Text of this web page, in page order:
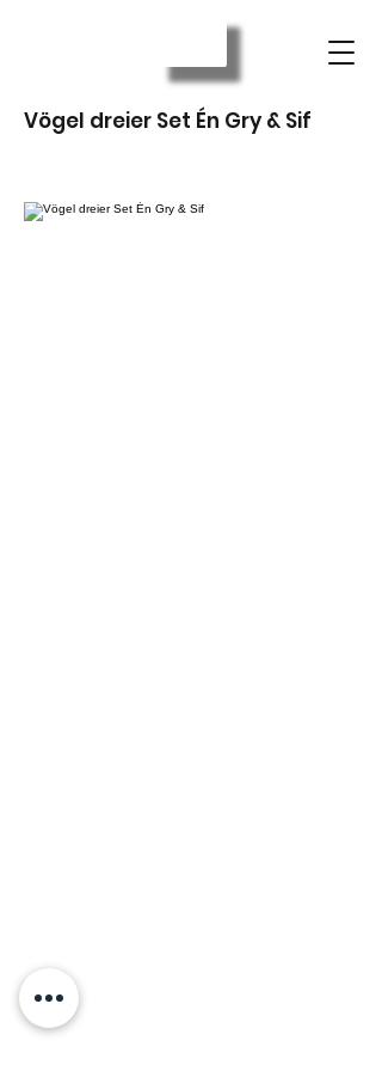
Vögel dreier Set Én Gry & Sif